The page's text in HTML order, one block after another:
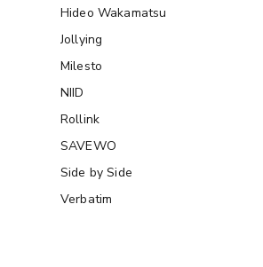
Hideo Wakamatsu
Jollying
Milesto
NIID
Rollink
SAVEWO
Side by Side
Verbatim